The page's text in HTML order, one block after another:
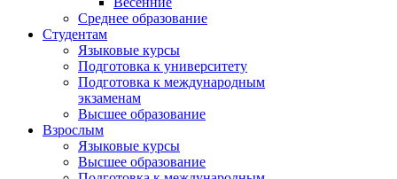
Среднее образование
Студентам
Языковые курсы
Подготовка к университету
Подготовка к международным
экзаменам
Высшее образование
Взрослым
Языковые курсы
Высшее образование